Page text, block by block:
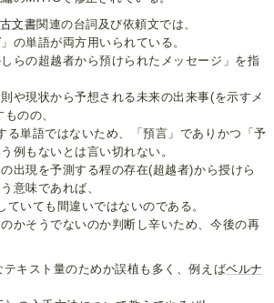
古文書関連の台詞及び依頼文では、
」の単語が両方用いられている。
しらの超越者から預けられたメッセージ」を指
則や現状から予想される未来の出来事(を示すメ
のの、
る単語ではないため、「預言」でありかつ「予
例もないとは言い切れない。
出現を予測する程の存在(超越者)から授けら
意味であれば、
ていても間違いではないのである。
かそうでないのか判断し辛いため、今後の再
テキスト量のためか誤植も多く、例えばベルナ